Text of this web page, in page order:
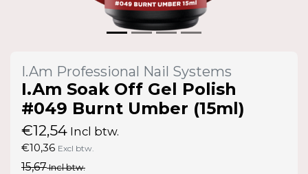
I.Am Professional Nail Systems
I.Am Soak Off Gel Polish
#049 Burnt Umber (15ml)
€12,54 Incl btw.
€10,36 Excl btw.
15,67Incl btw.